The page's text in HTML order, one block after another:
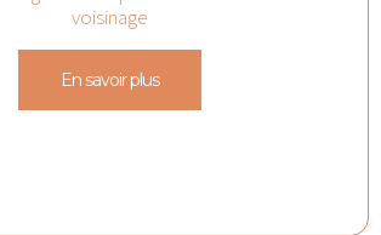
voisinage
En savoir plus